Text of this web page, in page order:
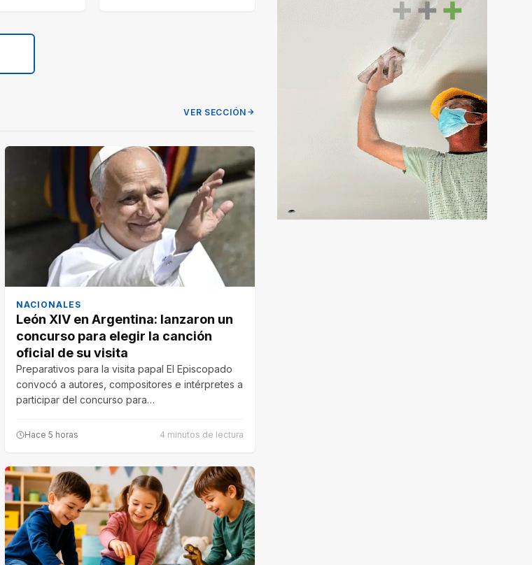
VER SECCIÓN
NACIONALES
León XIV en Argentina: lanzaron un
concurso para elegir la canción
oficial de su visita
Preparativos para la visita papal El Episcopado
convocó a autores, compositores e intérpretes a
participar del concurso para…
Hace 5 horas 4 minutos de lectura